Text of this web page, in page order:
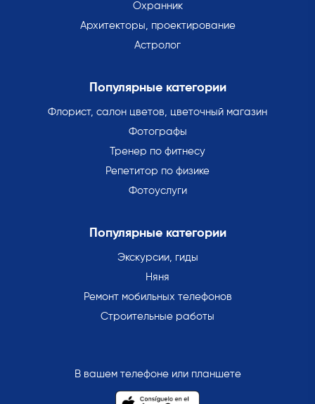
Охранник
Архитекторы, проектирование
Астролог
Популярные категории
Флорист, салон цветов, цветочный магазин
Фотографы
Тренер по фитнесу
Репетитор по физике
Фотоуслуги
Популярные категории
Экскурсии, гиды
Няня
Ремонт мобильных телефонов
Строительные работы
В вашем телефоне или планшете